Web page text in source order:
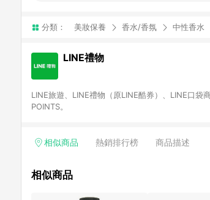
分類： 美妝保養 香水/香氛 中性香水
LINE禮物
LINE旅遊、LINE禮物（原LINE酷券）、LINE口
POINTS。
相似商品 熱銷排行榜 商品描述
相似商品